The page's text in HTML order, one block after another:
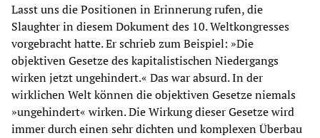
Lasst uns die Positionen in Erinnerung rufen, die
Slaughter in diesem Dokument des 10. Weltkongresses
vorgebracht hatte. Er schrieb zum Beispiel: »Die
objektiven Gesetze des kapitalistischen Niedergangs
wirken jetzt ungehindert.« Das war absurd. In der
wirklichen Welt können die objektiven Gesetze niemals
»ungehindert« wirken. Die Wirkung dieser Gesetze wird
immer durch einen sehr dichten und komplexen Überbau